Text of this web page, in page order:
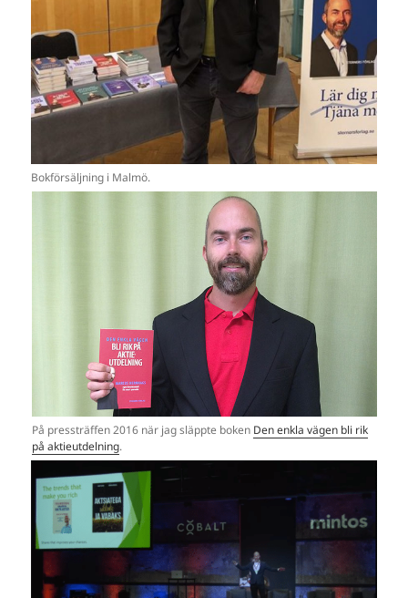
Bokförsäljning i Malmö.
På pressträffen 2016 när jag släppte boken Den enkla vägen bli rik
på aktieutdelning.